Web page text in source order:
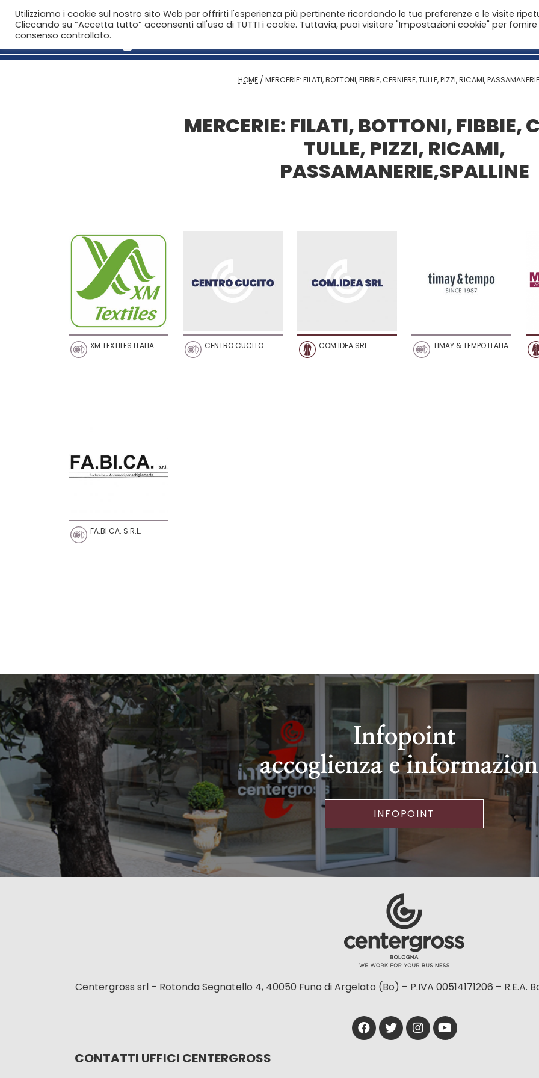
Home Aziende Il Catalogo Notizie
HOME / MERCERIE: FILATI, BOTTONI, FIBBIE, CERNIERE, TULLE, PIZZI, RICAMI,
MERCERIE: FILATI, BOTTONI, FIBBIE,
TULLE, PIZZI, RICAMI,
PASSAMANERIE,SPALLINE
XM TEXTILES ITALIA CENTRO CUCITO COM.IDEA SRL TIMAY & TEMPO ITALIA
FA.BI.CA. S.R.L.
Infopoint
accoglienza e
INFOPOINT
Centergross srl – Rotonda Segnatello 4, 40050 Funo di Argelato (Bo) – P.IVA 00514171206 – R.E.A.
CONTATTI UFFICI CENTERGROSS
Utilizziamo i cookie sul nostro sito Web per offrirti l'esperienza più pertinente ricordando le tue preferenze e le visite
Cliccando su “Accetta tutto” acconsenti all'uso di TUTTI i cookie. Tuttavia, puoi visitare "Impostazioni cookie" per fornire
consenso controllato.